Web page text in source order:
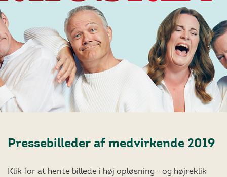
Pressebilleder af medvirkende 2019
Klik for at hente billede i høj opløsning - og højreklik